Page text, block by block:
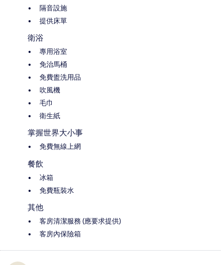
隔音設施
提供床單
衛浴
專用浴室
免治馬桶
免費盥洗用品
吹風機
毛巾
衛生紙
掌握世界大小事
免費無線上網
餐飲
冰箱
免費瓶裝水
其他
客房清潔服務 (應要求提供)
客房內保險箱